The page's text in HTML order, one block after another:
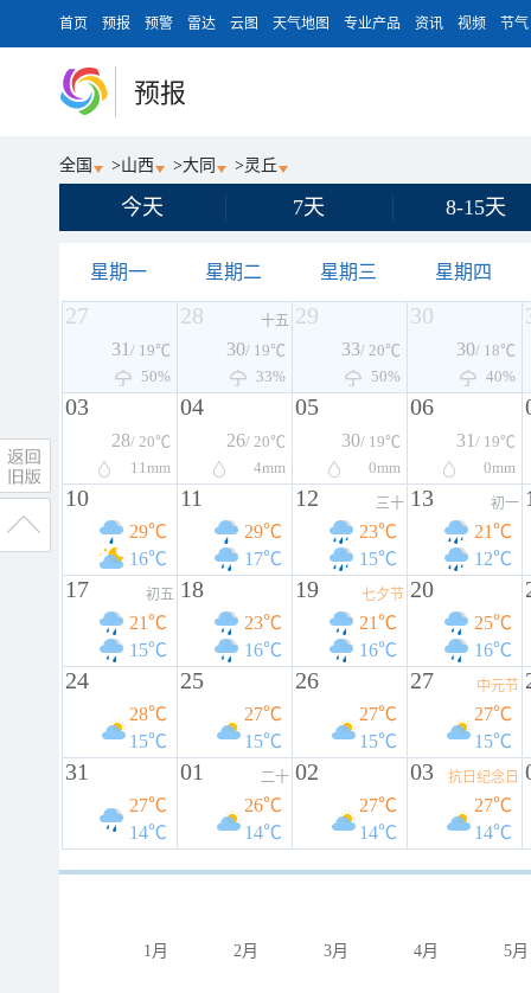
首页 预报 预警 雷达 云图 天气地图 专业产品 资讯 视频 节气
预报
全国 >山西 >大同 >灵丘
今天 7天 8-15天
星期一 星期二 星期三 星期四
27
31 / 19℃
50%
28 十五
30/ 19℃
33%
29
33/ 20℃
50%
30
30/ 18℃
40%
03
28/ 20℃
11mm
04
26/ 20℃
4mm
05
30/ 19℃
0mm
06
31 / 19℃
0mm
10
29℃
16℃
11
29℃
17℃
12 三十
23℃
15℃
13 初一
21℃
12℃
17 初五
21℃
15℃
18
23℃
16℃
19 七夕节
21℃
16℃
20
25℃
16℃
24
28℃
15℃
25
27℃
15℃
26
27℃
15℃
27 中元节
27℃
15℃
31
27℃
14℃
01 二十
26℃
14℃
02
27℃
14℃
03 抗日纪念日
27℃
14℃
1月 2月 3月 4月 5月